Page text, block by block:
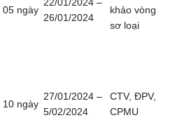
05 ngày
26/01/2024
khảo vòng
sơ loại
10 ngày
27/01/2024 –
5/02/2024
CTV, ĐPV,
CPMU